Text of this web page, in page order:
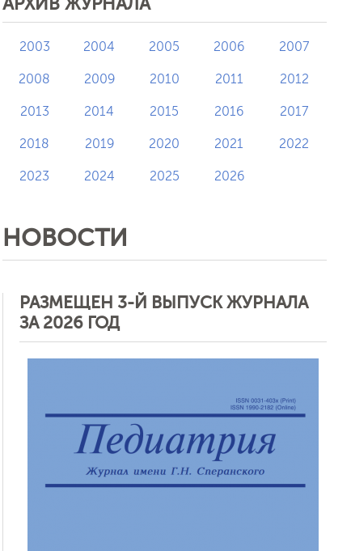
2003 2004 2005 2006 2007
2008 2009 2010 2011 2012
2013 2014 2015 2016 2017
2018 2019 2020 2021 2022
2023 2024 2025 2026
НОВОСТИ
РАЗМЕЩЕН 3-Й ВЫПУСК ЖУРНАЛА
ЗА 2026 ГОД